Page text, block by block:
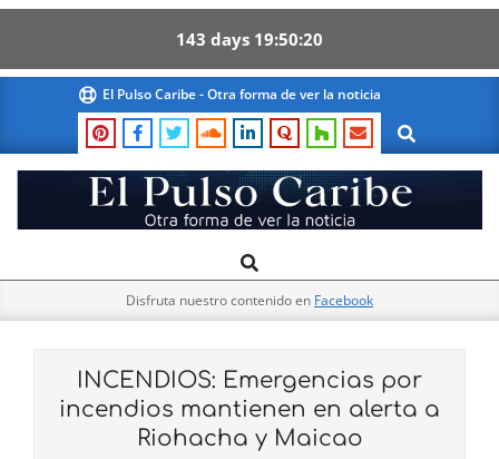
143 days 19 50 19
content
El Pulso Caribe - Otra forma de ver la noticia
Search
El
Pulso
Navigation
Search
Disfruta nuestro contenido en Facebook
INCENDIOS: Emergencias por
incendios mantienen en alerta a
Riohacha y Maicao